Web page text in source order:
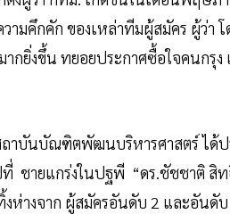
ามคึกคัก ของเหล่าทีมผู้สมัคร ผู้ว่
กยิ่งขึ้น ทยอยประกาศซื้อใจคนกรุ
าบันบัณฑิตพัฒนบริหารศาสตร์ ได้ป
ที่ ชายแกร่งในปฐพี “ดร.ชัชชาติ สิ
างจาก ผู้สมัครอันดับ 2 และอันดั